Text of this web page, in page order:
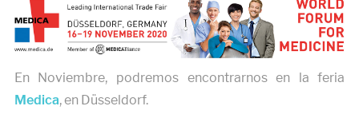
En Noviembre, podremos encontrarnos en la feria
Medica, en Düsseldorf.